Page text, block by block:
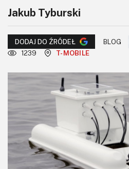
Czytelnia
Dla Ciebie
Kontakt
Newsletter
Magazyny
Archiwum
Jakub Tyburski
DODAJ DO ŹRÓDEŁ BLOG
1239
T-MOBILE